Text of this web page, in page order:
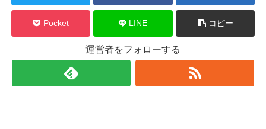
Pocket LINE コピー
運営者をフォローする